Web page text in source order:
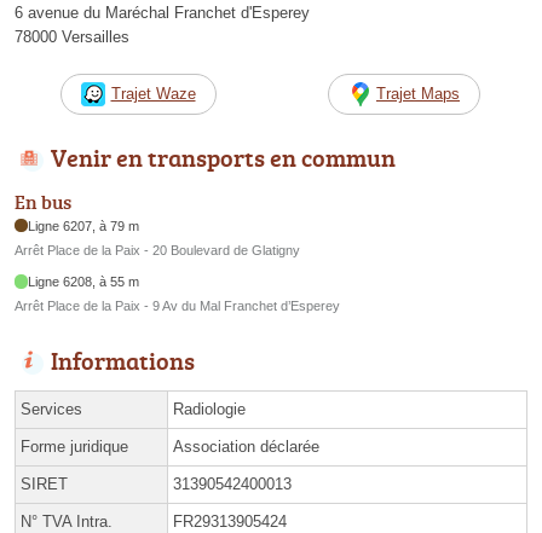
6 avenue du Maréchal Franchet d'Esperey
78000 Versailles
Trajet Waze Trajet Maps
Venir en transports en commun
En bus
Ligne 6207, à 79 m
Arrêt Place de la Paix - 20 Boulevard de Glatigny
Ligne 6208, à 55 m
Arrêt Place de la Paix - 9 Av du Mal Franchet d’Esperey
Informations
Services Radiologie
Forme juridique Association déclarée
SIRET 31390542400013
N° TVA Intra. FR29313905424